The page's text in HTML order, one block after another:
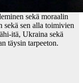
sekä moraalin
sekä sen alla toimivien
itä, Ukraina sekä
täysin tarpeeton.